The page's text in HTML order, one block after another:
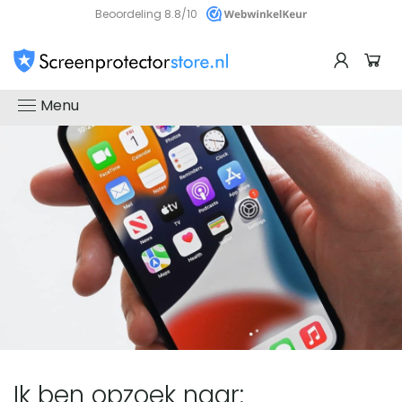
Beoordeling 8.8/10
De
beste
glazen
screenprotector
Menu